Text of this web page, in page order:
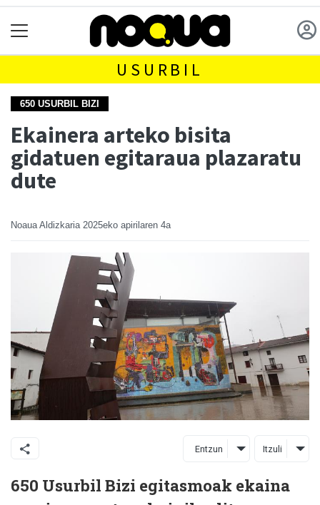
USURBIL
650 USURBIL BIZI
Ekainera arteko bisita
gidatuen egitaraua plazaratu
dute
Noaua Aldizkaria 2025eko apirilaren 4a
Entzun Itzuli
650 Usurbil Bizi egitasmoak ekaina